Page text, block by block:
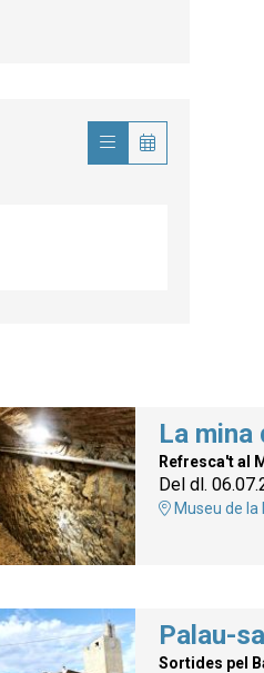
La mina
Refresca't al
Del dl.
Museu de la
Palau-
Sortides pel